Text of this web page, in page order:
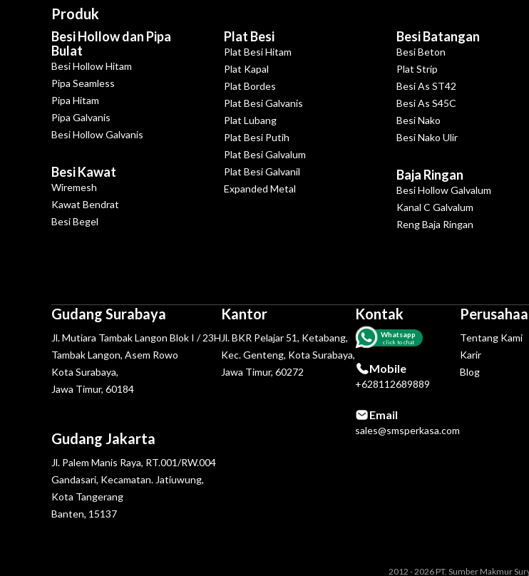
Produk
Besi Hollow dan Pipa
Bulat
Besi Hollow Hitam
Pipa Seamless
Pipa Hitam
Pipa Galvanis
Besi Hollow Galvanis
Besi Kawat
Wiremesh
Kawat Bendrat
Besi Begel
Plat Besi
Plat Besi Hitam
Plat Kapal
Plat Bordes
Plat Besi Galvanis
Plat Lubang
Plat Besi Putih
Plat Besi Galvalum
Plat Besi Galvanil
Expanded Metal
Besi Batangan
Besi Beton
Plat Strip
Besi As ST42
Besi As S45C
Besi Nako
Besi Nako Ulir
Baja Ringan
Besi Hollow Galvalum
Kanal C Galvalum
Reng Baja Ringan
Gudang Surabaya
Jl. Mutiara Tambak Langon Blok I / 23H
Tambak Langon, Asem Rowo
Kota Surabaya,
Jawa Timur, 60184
Gudang Jakarta
Jl. Palem Manis Raya, RT.001/RW.004
Gandasari, Kecamatan. Jatiuwung,
Kota Tangerang
Banten, 15137
Kantor
Jl. BKR Pelajar 51, Ketabang,
Kec. Genteng, Kota Surabaya,
Jawa Timur, 60272
Kontak
Whatsapp
click to chat
Mobile
+628112689889
Email
sales@smsperkasa.com
Tentang Kami
Karir
Blog
2012 - 2026 PT. Sumber Makmur